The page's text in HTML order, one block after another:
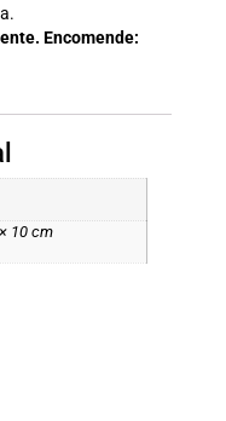
Encomende:
10 cm